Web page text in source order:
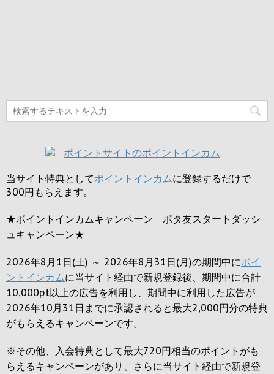
当サイト特典としてポイントインカムに登録するだけで
300円 もらえます。
★ポイントインカムキャンペーン ポタ友スタートダッシ
ュキャンペーン★
2026年8月1日(土) ～ 2026年8月31日(月)の期間中にポイ
ントインカムに当サイト経由で新規登録後、期間中に合計
10,000pt以上の広告を利用し、期間中に利用した広告が
2026年10月31日までに承認されると最大2,000円分の特典
がもらえるキャンペーンです。
※その他、入会特典として最大720円相当のポイントがも
らえるキャンペーンがあり、さらに当サイト経由で新規登